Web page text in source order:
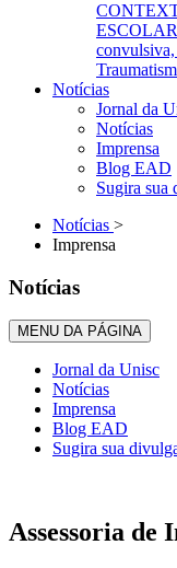
Notícias
Jornal da
Notícias
Imprensa
Blog EAD
Sugira sua
Notícias >
Imprensa
Notícias
MENU DA PÁGINA
Jornal da Unisc
Notícias
Imprensa
Blog EAD
Sugira sua
Assessoria de